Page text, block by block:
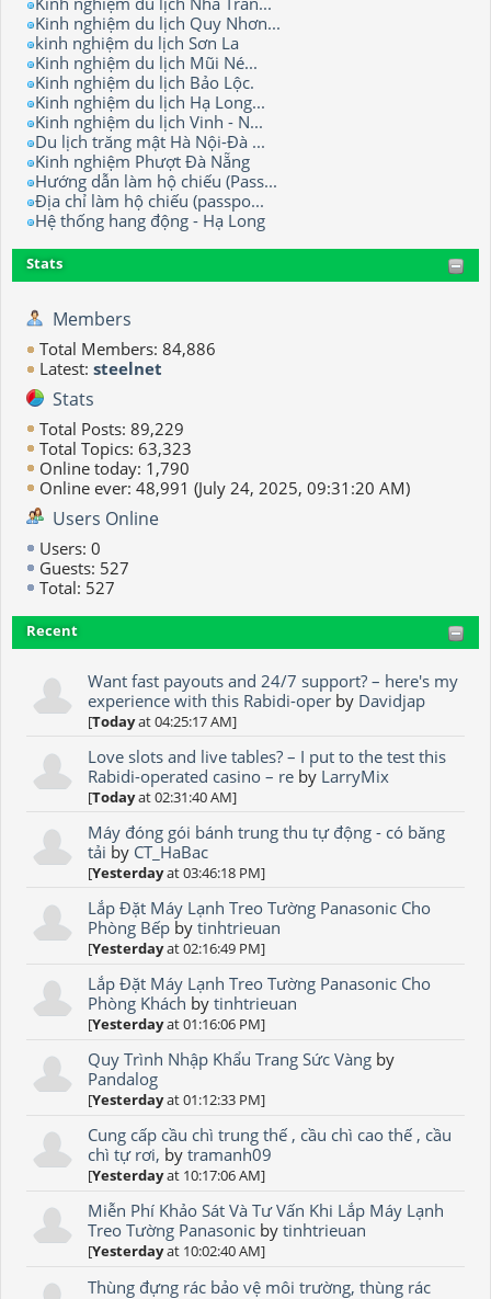
Kinh nghiệm du lịch Quy Nhơn...
kinh nghiệm du lịch Sơn La
Kinh nghiệm du lịch Mũi Né...
Kinh nghiệm du lịch Bảo Lộc.
Kinh nghiệm du lịch Hạ Long...
Kinh nghiệm du lịch Vinh - N...
Du lịch trăng mật Hà Nội-Đà ...
Kinh nghiệm Phượt Đà Nẵng
Hướng dẫn làm hộ chiếu (Pass...
Địa chỉ làm hộ chiếu (passpo...
Hệ thống hang động - Hạ Long
Stats
Members
Total Members: 84,886
Latest: steelnet
Stats
Total Posts: 89,229
Total Topics: 63,323
Online today: 1,790
Online ever: 48,991 (July 24, 2025, 09:31:20 AM)
Users Online
Users: 0
Guests: 527
Total: 527
Recent
Want fast payouts and 24/7 support? – here's my
experience with this Rabidi-oper by Davidjap
[Todayat 04:25:17 AM]
Love slots and live tables? – I put to the test this
Rabidi-operated casino – re by LarryMix
[Todayat 02:31:40 AM]
Máy đóng gói bánh trung thu tự động - có băng
tải by CT_HaBac
[Yesterdayat 03:46:18 PM]
Lắp Đặt Máy Lạnh Treo Tường Panasonic Cho
Phòng Bếp bytinhtrieuan
[Yesterdayat 02:16:49 PM]
Lắp Đặt Máy Lạnh Treo Tường Panasonic Cho
Phòng Khách bytinhtrieuan
[Yesterdayat 01:16:06 PM]
Quy Trình Nhập Khẩu Trang Sức Vàng by
Pandalog
[Yesterdayat 01:12:33 PM]
Cung cấp cầu chì trung thế , cầu chì cao thế , cầu
chì tự rơi, bytramanh09
[Yesterdayat 10:17:06 AM]
Miễn Phí Khảo Sát Và Tư Vấn Khi Lắp Máy Lạnh
Treo Tường Panasonic bytinhtrieuan
[Yesterdayat 10:02:40 AM]
Thùng đựng rác bảo vệ môi trường, thùng rác